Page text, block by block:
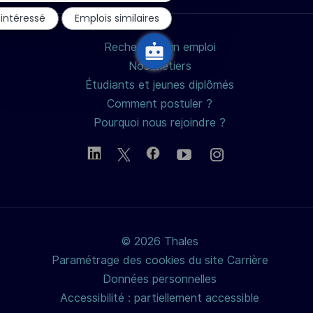
Rechercher un emploi
Nos métiers
Étudiants et jeunes diplômés
Comment postuler ?
Pourquoi nous rejoindre ?
© 2026 Thales
Paramétrage des cookies du site Carrière
Données personnelles
Accessibilité : partiellement accessible
du
chatbot
Emplois similaires